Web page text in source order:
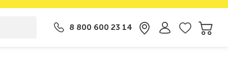
8 800 600 23 14